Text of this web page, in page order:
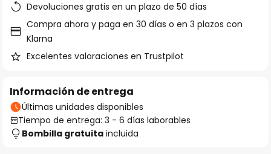
Devoluciones gratis en un plazo de 50 días
Compra ahora y paga en 30 días o en 3 plazos con
Klarna
Excelentes valoraciones en Trustpilot
Información de entrega
Últimas unidades disponibles
Tiempo de entrega: 3 - 6 días laborables
Bombilla gratuita incluida